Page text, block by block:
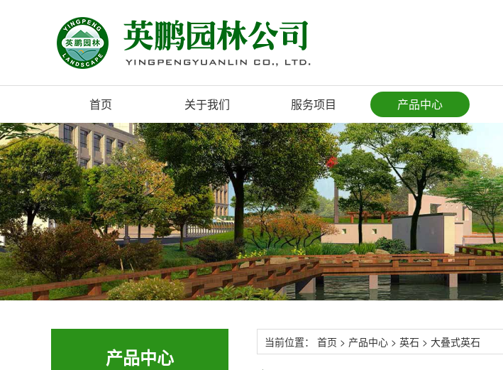
首页 关于我们 服务项目 产品中心
产品中心
当前位置： 首页 > 产品中心 > 英石 > 大叠式英石